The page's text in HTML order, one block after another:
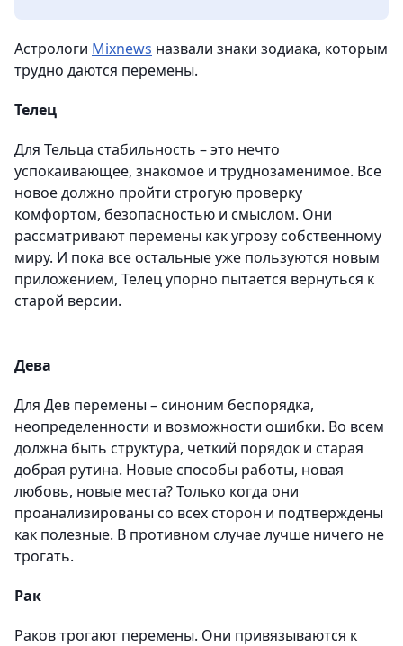
Астрологи Mixnews назвали знаки зодиака, которым
трудно даются перемены.
Телец
Для Тельца стабильность – это нечто
успокаивающее, знакомое и труднозаменимое. Все
новое должно пройти строгую проверку
комфортом, безопасностью и смыслом. Они
рассматривают перемены как угрозу собственному
миру. И пока все остальные уже пользуются новым
приложением, Телец упорно пытается вернуться к
старой версии.
Дева
Для Дев перемены – синоним беспорядка,
неопределенности и возможности ошибки. Во всем
должна быть структура, четкий порядок и старая
добрая рутина. Новые способы работы, новая
любовь, новые места? Только когда они
проанализированы со всех сторон и подтверждены
как полезные. В противном случае лучше ничего не
трогать.
Рак
Раков трогают перемены. Они привязываются к